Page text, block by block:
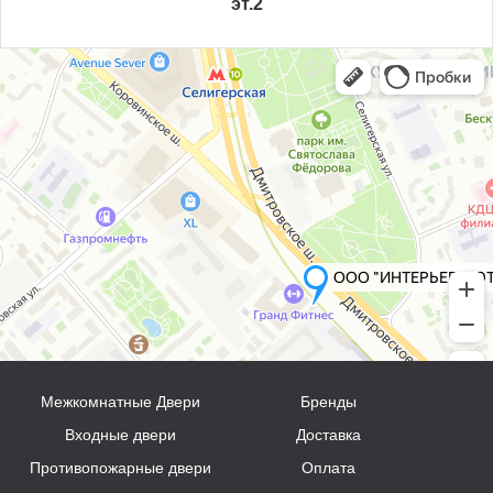
Межкомнатные Двери
Входные двери
Противопожарные двери
Бренды
Доставка
Оплата